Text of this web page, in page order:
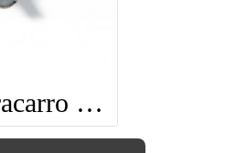
3 Way Fracarro Splitter